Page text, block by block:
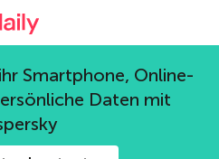
Blog von Kaspersky
Smartphone, Online-
Daten mit